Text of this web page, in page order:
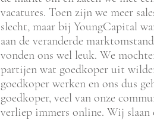
vacatures. Toen zijn we meer
slecht, maar bij YoungCapital
aan de veranderde
vonden ons wel leuk. We
partijen wat goedkoper uit
goedkoper werken en ons dus
goedkoper, veel van onze
verliep immers online. Wij slaan